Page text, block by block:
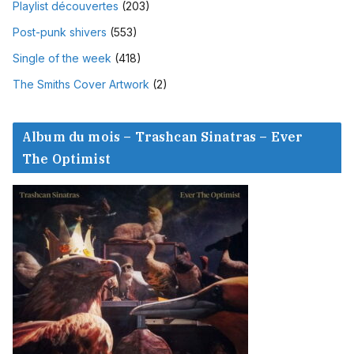
Playlist découvertes (203)
Post-punk shivers (553)
Single of the week (418)
The Smiths Cover Artwork (2)
Album du mois – Trashcan Sinatras – Ever
The Optimist